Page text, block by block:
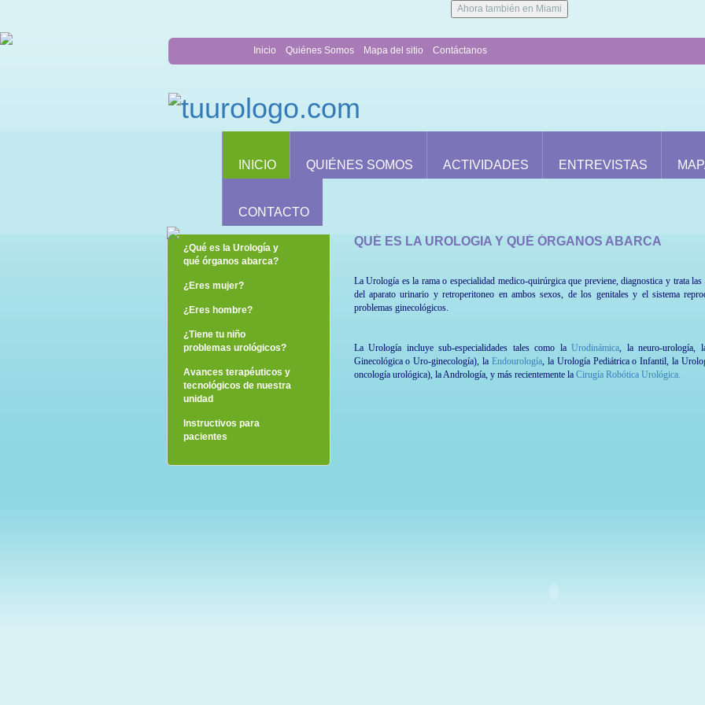
Ahora también en Miami
Contáctanos
Mapa del sitio
Quiénes Somos
Inicio
INICIO QUIÉNES SOMOS ACTIVIDADES ENTREVISTAS
CONTACTO
¿Qué es la Urología y
qué órganos abarca?
¿Eres mujer?
¿Eres hombre?
¿Tiene tu niño
problemas urológicos?
Avances terapéuticos y
tecnológicos de nuestra
unidad
Instructivos para
pacientes
QUÉ ES LA UROLOGIA Y QUÉ ÓRGANOS ABARCA
La Urología es la rama o especialidad medico-quirúrgica que previene, diagnostica y trata
del aparato urinario y retroperitoneo en ambos sexos, de los genitales y el sistema
problemas ginecológicos.
La Urología incluye sub-especialidades tales como laUrodinámica, la neuro-urología,
Ginecológica o Uro-ginecología), la Endourología, la Urología Pediátrica o Infantil, la
oncología urológica), la Andrología, y más recientemente la Cirugía Robótica Urológica.